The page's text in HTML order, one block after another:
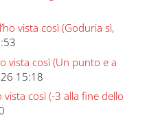
vista così (Goduria sì,
vista così (Un punto e a
15:18
vista così (-3 alla fine dello